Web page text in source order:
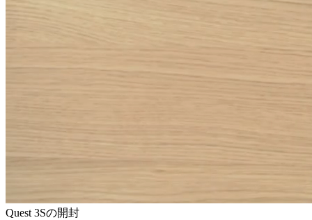
Quest 3Sの開封